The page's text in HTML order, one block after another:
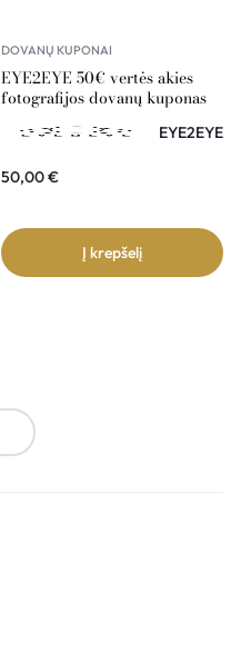
DOVANŲ KUPONAI
EYE2EYE 50€ vertės akies
fotografijos dovanų kuponas
EYE2EYE
50,00€
Į krepšelį